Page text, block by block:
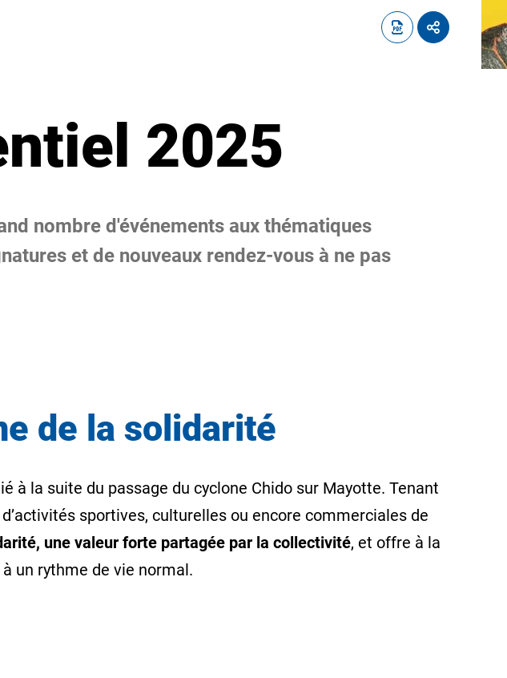
2025
nombre d'événements aux thématiques
et de nouveaux rendez-vous à ne pas
de la solidarité
à la suite du passage du cyclone Chido sur Mayotte. Tenant
sportives, culturelles ou encore commerciales de
une valeur forte partagée par la collectivité, et offre à la
un rythme de vie normal.